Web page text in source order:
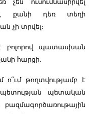
չեն ուսումնասիրվել
քանի դեռ տեղի
չի տրվել։
բոլորով պատասխան
հարցի․
ո՞ւմ թողտվությամբ է
պետական